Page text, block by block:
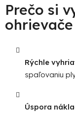
Prečo si
ohrievače
Rýchle
spaľovaniu
Úspora